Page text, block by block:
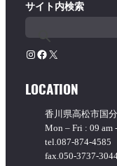
ゴ
ー
を
サイト内検索
Instagram Facebook X
LOCATION
香川県高松市国
Mon – Fri : 09 am
tel.087-874-4585
fax.050-3737-